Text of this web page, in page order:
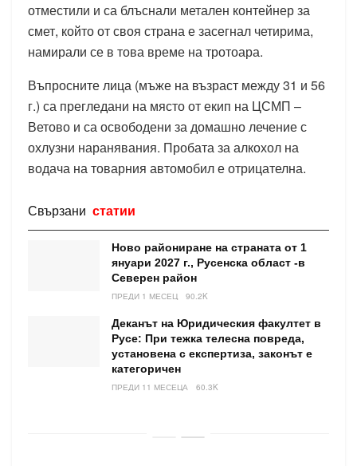
отместили и са блъснали метален контейнер за
смет, който от своя страна е засегнал четирима,
намирали се в това време на тротоара.
Въпросните лица (мъже на възраст между 31 и 56
г.) са прегледани на място от екип на ЦСМП –
Ветово и са освободени за домашно лечение с
охлузни наранявания. Пробата за алкохол на
водача на товарния автомобил е отрицателна.
Свързани статии
Ново райониране на страната от 1
януари 2027 г., Русенска област -в
Северен район
ПРЕДИ 1 МЕСЕЦ 90.2K
Деканът на Юридическия факултет в
Русе: При тежка телесна повреда,
установена с експертиза, законът е
категоричен
ПРЕДИ 11 МЕСЕЦА 60.3K